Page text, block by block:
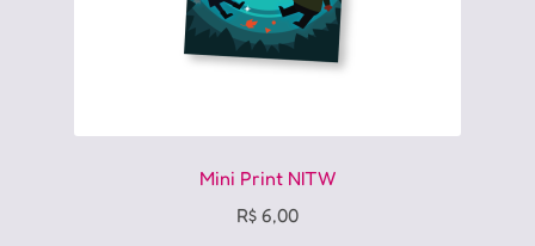
Mini Print NITW
R$ 6,00